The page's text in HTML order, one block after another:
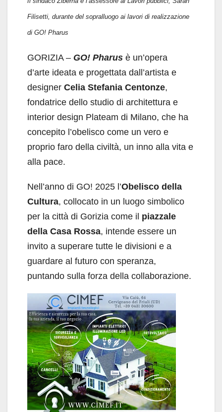
Filisetti, durante del sopralluogo ai lavori di realizzazione
di GO! Pharus
GORIZIA – GO! Pharus è un’opera
d’arte ideata e progettata dall’artista e
designer Celia Stefania Centonze,
fondatrice dello studio di architettura e
interior design Plateam di Milano, che ha
concepito l’obelisco come un vero e
proprio faro della civiltà, un inno alla vita e
alla pace.
Nell’anno di GO! 2025 l’Obelisco della
Cultura, collocato in un luogo simbolico
per la città di Gorizia come il piazzale
della Casa Rossa, intende essere un
invito a superare tutte le divisioni e a
guardare al futuro con speranza,
puntando sulla forza della collaborazione.